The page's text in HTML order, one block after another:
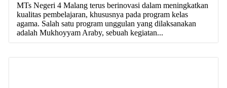
MTs Negeri 4 Malang terus berinovasi dalam meningkatkan
kualitas pembelajaran, khususnya pada program kelas
agama. Salah satu program unggulan yang dilaksanakan
adalah Mukhoyyam Araby, sebuah kegiatan...